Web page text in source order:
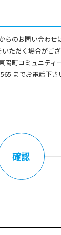
らのお問い合わせ
ただく場合がござ
陽町コミュニティ
までお電話下さ
確認